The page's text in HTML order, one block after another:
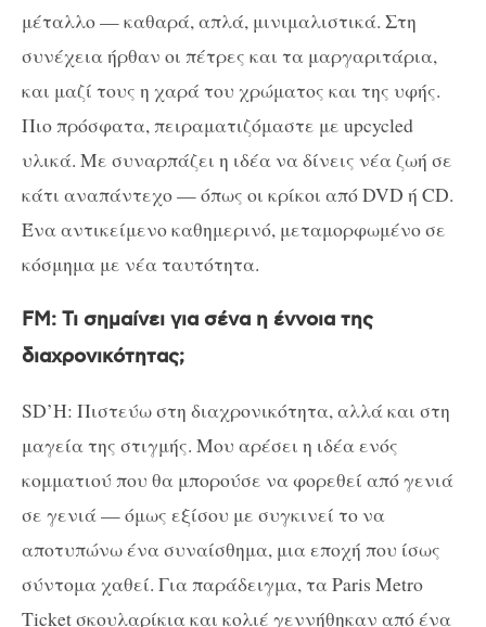
μέταλλο — καθαρά, απλά, μινιμαλιστικά. Στη
συνέχεια ήρθαν οι πέτρες και τα μαργαριτάρια,
και μαζί τους η χαρά του χρώματος και της υφής.
Πιο πρόσφατα, πειραματιζόμαστε με upcycled
υλικά. Με συναρπάζει η ιδέα να δίνεις νέα ζωή σε
κάτι αναπάντεχο — όπως οι κρίκοι από DVD ή CD.
Ένα αντικείμενο καθημερινό, μεταμορφωμένο σε
κόσμημα με νέα ταυτότητα.
FM: Τι σημαίνει για σένα η έννοια της
διαχρονικότητας;
SD’H: Πιστεύω στη διαχρονικότητα, αλλά και στη
μαγεία της στιγμής. Μου αρέσει η ιδέα ενός
κομματιού που θα μπορούσε να φορεθεί από γενιά
σε γενιά — όμως εξίσου με συγκινεί το να
αποτυπώνω ένα συναίσθημα, μια εποχή που ίσως
σύντομα χαθεί. Για παράδειγμα, τα Paris Metro
Ticket σκουλαρίκια και κολιέ γεννήθηκαν από ένα